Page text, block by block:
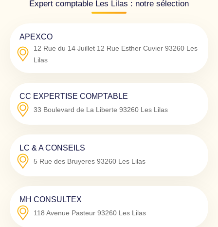
Expert comptable Les Lilas : notre sélection
APEXCO
12 Rue du 14 Juillet 12 Rue Esther Cuvier 93260 Les
Lilas
CC EXPERTISE COMPTABLE
33 Boulevard de La Liberte 93260 Les Lilas
LC & A CONSEILS
5 Rue des Bruyeres 93260 Les Lilas
MH CONSULTEX
118 Avenue Pasteur 93260 Les Lilas